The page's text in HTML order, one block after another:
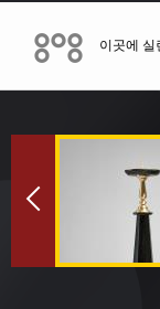
이곳에 실